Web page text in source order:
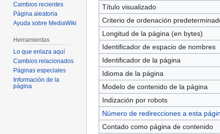
la
navegación
la
búsqueda
Título visualizado
Criterio de ordenación
Longitud de la página (en bytes)
Identificador de espacio de nombres
Identificador de la página
Idioma de la página
Modelo de contenido de la página
Indización por robots
Número de redirecciones a esta
Contado como página de contenido
Cambios recientes
Página aleatoria
Ayuda sobre MediaWiki
Herramientas
Lo que enlaza aquí
Cambios relacionados
Páginas especiales
Información de la
página